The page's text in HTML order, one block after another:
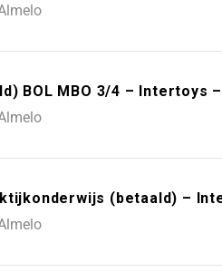
BOL MBO 3/4 – Intertoys
(betaald) –